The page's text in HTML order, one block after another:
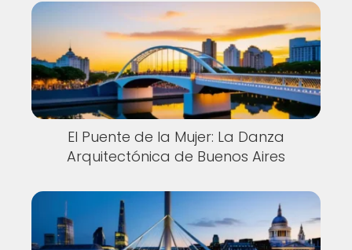
El Puente de la Mujer: La Danza
Arquitectónica de Buenos Aires